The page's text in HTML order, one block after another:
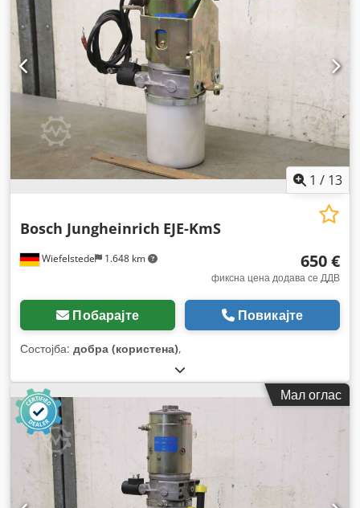
1 / 13
Wiefelstede 1.648 km
Bosch Jungheinrich EJE-KmS
650 €
фиксна цена додава се ДДВ
Побарајте Повикајте
Состојба: добра (користена),
Мал оглас